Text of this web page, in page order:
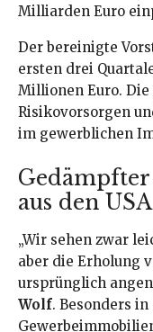
Milliarden Euro
Der bereinigte
ersten drei
Millionen Euro.
Risikovorsorgen
im gewerblichen
aus den USA
„Wir sehen zwar
aber die Erholung
ursprünglich
Wolf. Besonders